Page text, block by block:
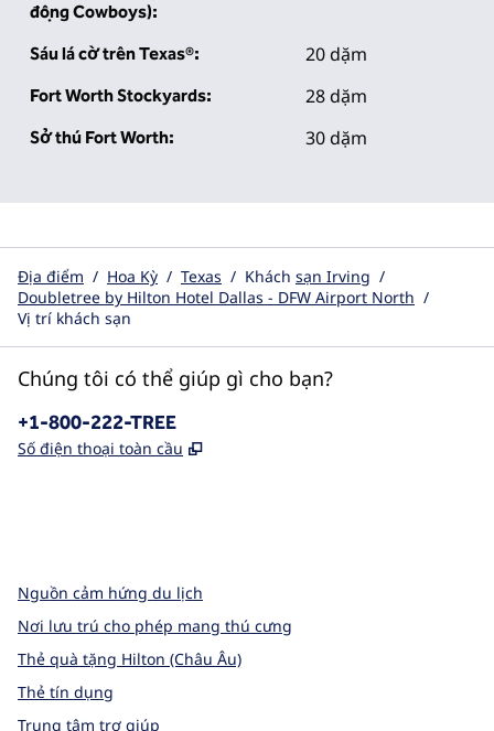
động Cowboys):
Sáu lá cờ trên Texas®: 20 dặm
Fort Worth Stockyards: 28 dặm
Sở thú Fort Worth: 30 dặm
Địa điểm / Hoa Kỳ / Texas / Khách sạn Irving /
Doubletree by Hilton Hotel Dallas - DFW Airport North /
Vị trí khách sạn
Chúng tôi có thể giúp gì cho bạn?
Điện thoại:
+1-800-222-TREE
Số điện thoại toàn cầu ,
Nguồn cảm hứng du lịch
Nơi lưu trú cho phép mang thú cưng
Thẻ quà tặng Hilton (Châu Âu)
Thẻ tín dụng
Trung tâm trợ giúp